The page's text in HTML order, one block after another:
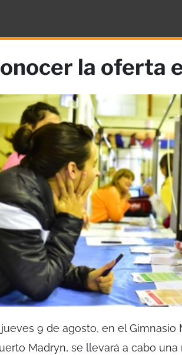
la oferta
jueves 9 de agosto, en el Gimnasio
Madryn, se llevará a cabo